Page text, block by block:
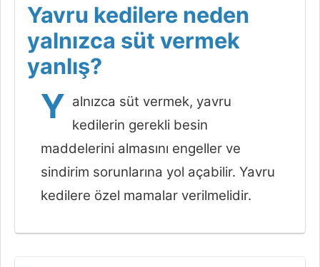
Yavru kedilere neden
yalnızca süt vermek
yanlış?
Y alnızca süt vermek, yavru
kedilerin gerekli besin
maddelerini almasını engeller ve
sindirim sorunlarına yol açabilir. Yavru
kedilere özel mamalar verilmelidir.